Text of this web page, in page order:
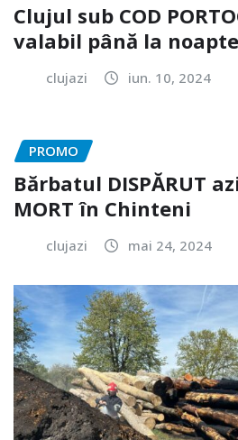
Clujul sub COD
valabil până la noapte
clujazi iun. 10, 2024
PROMO
Bărbatul DISPĂRUT
MORT în Chinteni
clujazi mai 24, 2024